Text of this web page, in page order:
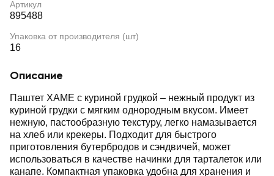
Артикул
895488
Упаковка от производителя (шт)
16
Описание
Паштет ХАМЕ с куриной грудкой – нежный продукт из
куриной грудки с мягким однородным вкусом. Имеет
нежную, пастообразную текстуру, легко намазывается
на хлеб или крекеры. Подходит для быстрого
приготовления бутербродов и сэндвичей, может
использоваться в качестве начинки для тарталеток или
канапе. Компактная упаковка удобна для хранения и